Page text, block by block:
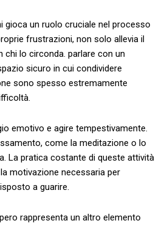
gioca un ruolo cruciale nel ⁣processo
frustrazioni, non solo allevia il
‍lo circonda. parlare⁤ con un⁣
sicuro in cui condividere⁢
sono spesso⁤ estremamente
‌emotivo e agire tempestivamente.
come la meditazione o lo
La pratica costante di queste⁢ attività
motivazione necessaria per
a ⁣guarire.
rappresenta un‌ altro elemento⁣